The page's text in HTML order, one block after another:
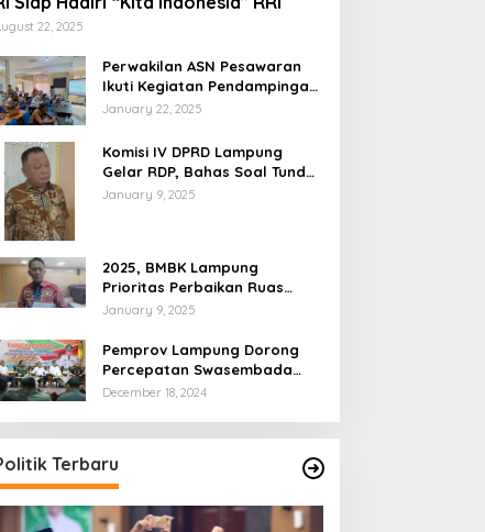
22, 2025
Perwakilan ASN Pesawaran
Ikuti Kegiatan Pendampingan
Perencanaan Produk Hukum
January 22, 2025
Komisi IV DPRD Lampung
Gelar RDP, Bahas Soal Tunda
Bayar di Tiga OPD
January 9, 2025
2025, BMBK Lampung
Prioritas Perbaikan Ruas
Jalan Padat Penduduk
January 9, 2025
Pemprov Lampung Dorong
Percepatan Swasembada
Pangan
December 18, 2024
Terbaru